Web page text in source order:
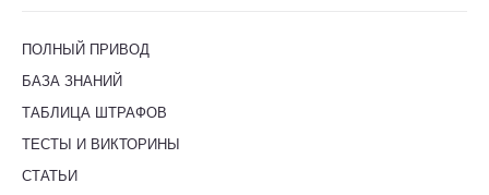
ПОЛНЫЙ ПРИВОД
БАЗА ЗНАНИЙ
ТАБЛИЦА ШТРАФОВ
ТЕСТЫ И ВИКТОРИНЫ
СТАТЬИ